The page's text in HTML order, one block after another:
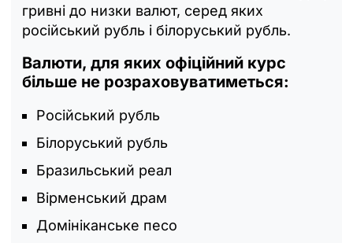
гривні до низки валют, серед яких
російський рубль і білоруський рубль.
Валюти, для яких офіційний курс
більше не розраховуватиметься:
Російський рубль
Білоруський рубль
Бразильський реал
Вірменський драм
Домініканське песо